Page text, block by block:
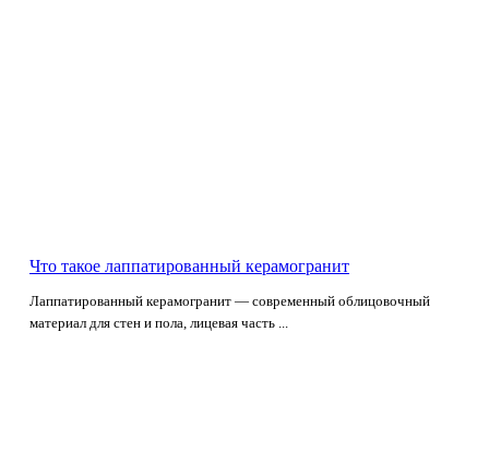
Что такое лаппатированный керамогранит
Лаппатированный керамогранит — современный облицовочный
материал для стен и пола, лицевая часть ...